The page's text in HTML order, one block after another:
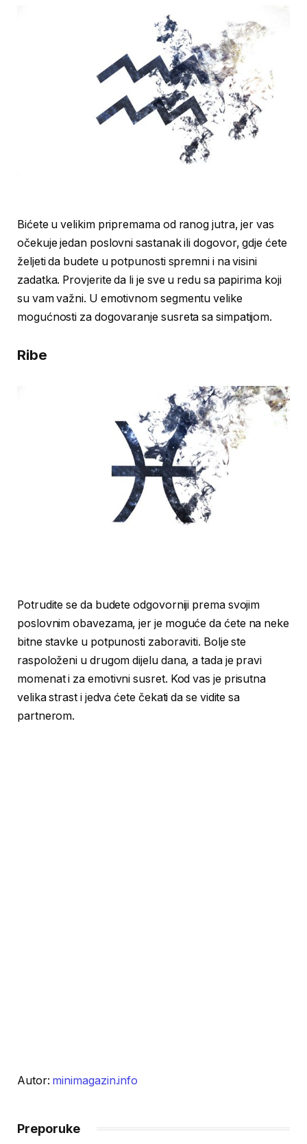
Bićete u velikim pripremama od ranog jutra, jer vas
očekuje jedan poslovni sastanak ili dogovor, gdje ćete
željeti da budete u potpunosti spremni i na visini
zadatka. Provjerite da li je sve u redu sa papirima koji
su vam važni. U emotivnom segmentu velike
mogućnosti za dogovaranje susreta sa simpatijom.
Ribe
Potrudite se da budete odgovorniji prema svojim
poslovnim obavezama, jer je moguće da ćete na neke
bitne stavke u potpunosti zaboraviti. Bolje ste
raspoloženi u drugom dijelu dana, a tada je pravi
momenat i za emotivni susret. Kod vas je prisutna
velika strast i jedva ćete čekati da se vidite sa
partnerom.
Autor: minimagazin.info
Preporuke